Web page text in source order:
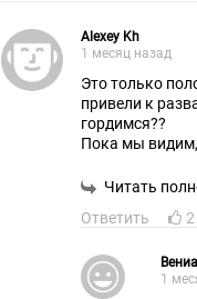
Alexey Kh
1 месяц назад
Это только
привели к
гордимся??
Пока мы видим,
Читать
Ответить
2
1